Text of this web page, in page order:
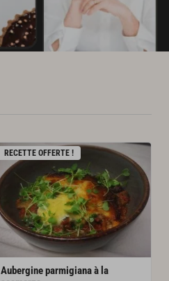
RECETTE OFFERTE !
Aubergine parmigiana à la